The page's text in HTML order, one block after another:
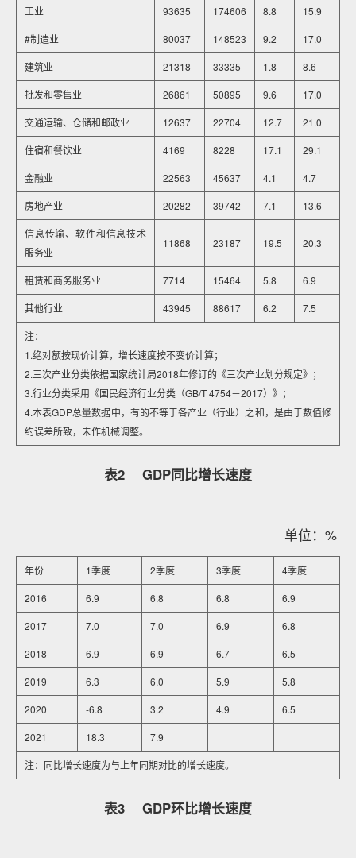
工业 93635 174606 8.8 15.9
#制造业 80037 148523 9.2 17.0
建筑业 21318 33335 1.8 8.6
批发和零售业 26861 50895 9.6 17.0
交通运输、仓储和邮政业 12637 22704 12.7 21.0
住宿和餐饮业 4169 8228 17.1 29.1
金融业 22563 45637 4.1 4.7
房地产业 20282 39742 7.1 13.6
信息传输、软件和信息技术
服务业
11868 23187 19.5 20.3
租赁和商务服务业 7714 15464 5.8 6.9
其他行业 43945 88617 6.2 7.5
注：
1.绝对额按现价计算，增长速度按不变价计算；
2.三次产业分类依据国家统计局2018年修订的《三次产业划分规定》；
3.行业分类采用《国民经济行业分类（GB/T 4754－2017）》；
4.本表GDP总量数据中，有的不等于各产业（行业）之和，是由于数值修
约误差所致，未作机械调整。
表2 GDP同比增长速度
单位：%
年份 1季度 2季度 3季度 4季度
2016 6.9 6.8 6.8 6.9
2017 7.0 7.0 6.9 6.8
2018 6.9 6.9 6.7 6.5
2019 6.3 6.0 5.9 5.8
2020 -6.8 3.2 4.9 6.5
2021 18.3 7.9
注：同比增长速度为与上年同期对比的增长速度。
表3 GDP环比增长速度